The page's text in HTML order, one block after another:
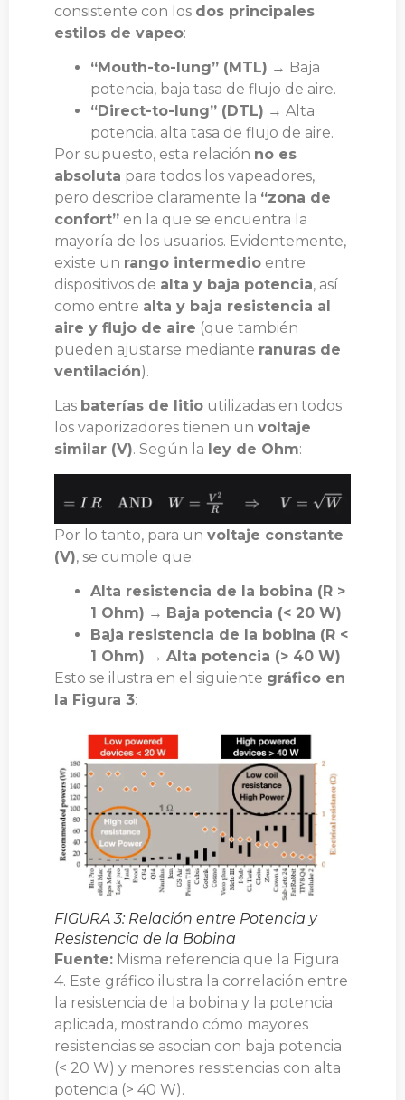
consistente con los dos principales
estilos de vapeo:
“Mouth-to-lung” (MTL) → Baja
potencia, baja tasa de flujo de aire.
“Direct-to-lung” (DTL) → Alta
potencia, alta tasa de flujo de aire.
Por supuesto, esta relación no es
absoluta para todos los vapeadores,
pero describe claramente la “zona de
confort” en la que se encuentra la
mayoría de los usuarios. Evidentemente,
existe un rango intermedio entre
dispositivos de alta y baja potencia, así
como entre alta y baja resistencia al
aire y flujo de aire (que también
pueden ajustarse mediante ranuras de
ventilación).
Las baterías de litio utilizadas en todos
los vaporizadores tienen un voltaje
similar (V). Según la ley de Ohm:
Por lo tanto, para un voltaje constante
(V), se cumple que:
Alta resistencia de la bobina (R >
1 Ohm) → Baja potencia (< 20 W)
Baja resistencia de la bobina (R <
1 Ohm) → Alta potencia (> 40 W)
Esto se ilustra en el siguiente gráfico en
la Figura 3:
FIGURA 3: Relación entre Potencia y
Resistencia de la Bobina
Fuente: Misma referencia que la Figura
4. Este gráfico ilustra la correlación entre
la resistencia de la bobina y la potencia
aplicada, mostrando cómo mayores
resistencias se asocian con baja potencia
(< 20 W) y menores resistencias con alta
potencia (> 40 W).